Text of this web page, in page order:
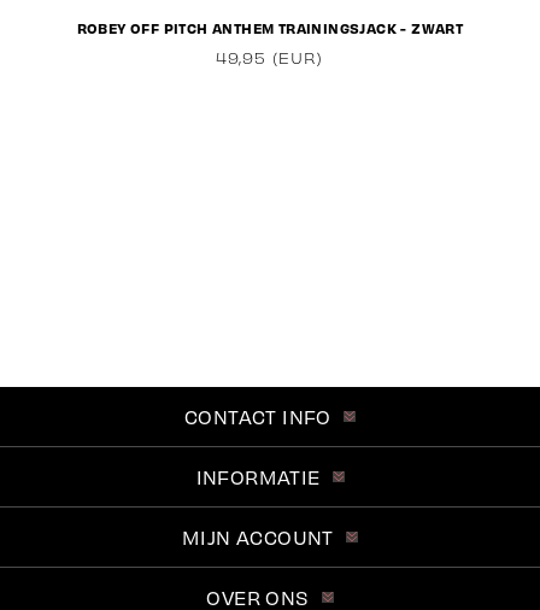
ROBEY OFF PITCH ANTHEM TRAININGSJACK - ZWART
49,95 (EUR)
CONTACT INFO
INFORMATIE
MIJN ACCOUNT
OVER ONS